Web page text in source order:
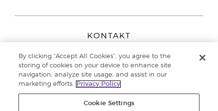
KONTAKT
Peizerweg 97
9727 AJ Groningen
Netherlands
Kundenservice:0800-296205
By clicking “Accept All Cookies”, you agree to the
storing of cookies on your device to enhance site
navigation, analyze site usage, and assist in our
marketing efforts.
Privacy Policy
Cookie Settings